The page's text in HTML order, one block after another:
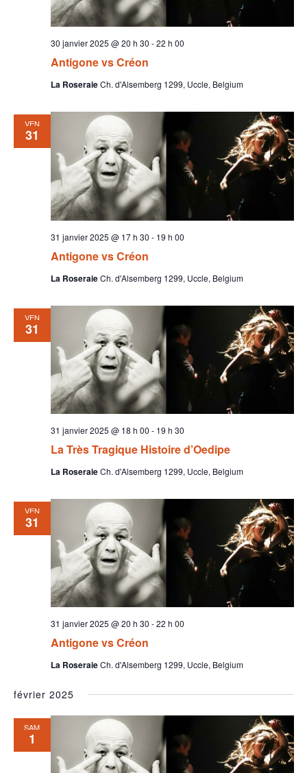
Antigone vs Créon
30 janvier 2025 @ 20 h 30 -22 h 00
La RoseraieCh. d'Alsemberg 1299, Uccle, Belgium
VEN
31
Antigone vs Créon
31 janvier 2025 @ 17 h 30 - 19 h 00
La RoseraieCh. d'Alsemberg 1299, Uccle, Belgium
VEN
31
La Très Tragique Histoire d’Oedipe
31 janvier 2025 @ 18 h 00 - 19 h 30
La RoseraieCh. d'Alsemberg 1299, Uccle, Belgium
VEN
31
Antigone vs Créon
31 janvier 2025 @ 20 h 30 -22 h 00
La RoseraieCh. d'Alsemberg 1299, Uccle, Belgium
février 2025
SAM
1